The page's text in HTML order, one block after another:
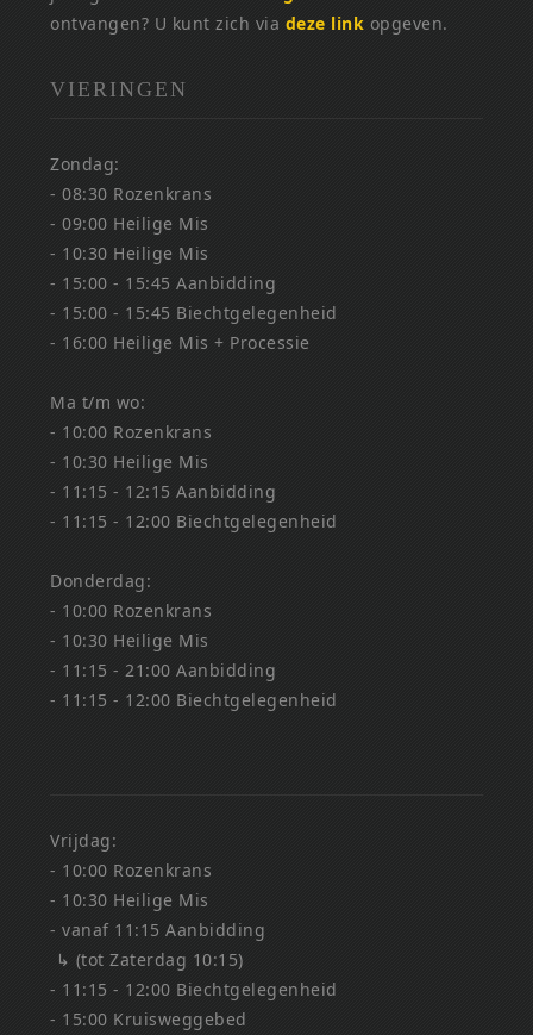
ontvangen? U kunt zich via deze link opgeven.
VIERINGEN
Zondag:
- 08:30 Rozenkrans
- 09:00 Heilige Mis
- 10:30 Heilige Mis
- 15:00 - 15:45 Aanbidding
- 15:00 - 15:45 Biechtgelegenheid
- 16:00 Heilige Mis + Processie
Ma t/m wo:
- 10:00 Rozenkrans
- 10:30 Heilige Mis
- 11:15 - 12:15 Aanbidding
- 11:15 - 12:00 Biechtgelegenheid
Donderdag:
- 10:00 Rozenkrans
- 10:30 Heilige Mis
- 11:15 - 21:00 Aanbidding
- 11:15 - 12:00 Biechtgelegenheid
Vrijdag:
- 10:00 Rozenkrans
- 10:30 Heilige Mis
- vanaf 11:15 Aanbidding
↳ (tot Zaterdag 10:15)
- 11:15 - 12:00 Biechtgelegenheid
- 15:00 Kruisweggebed